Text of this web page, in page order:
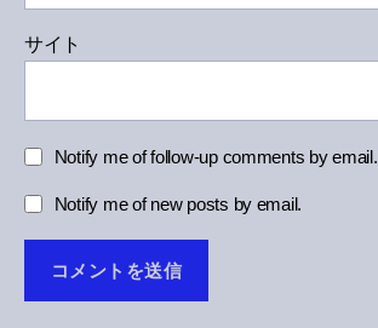
サイト
Notify me of follow-up comments by email.
Notify me of new posts by email.